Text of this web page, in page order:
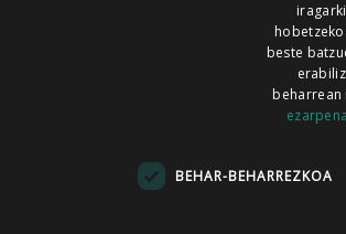
ALEA
MAILOPE NOAUA
hobetzeko.
beste
BEHAR-BEHARREZKOA